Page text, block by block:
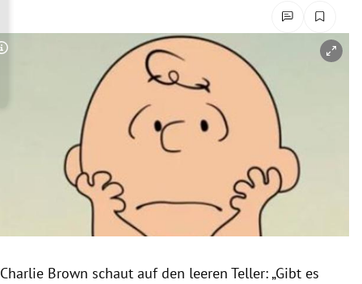
Untermenü
Untermenü
Copyright-Hinweis öffnen/schließen
Charlie Brown schaut auf den leeren Teller: „Gibt es